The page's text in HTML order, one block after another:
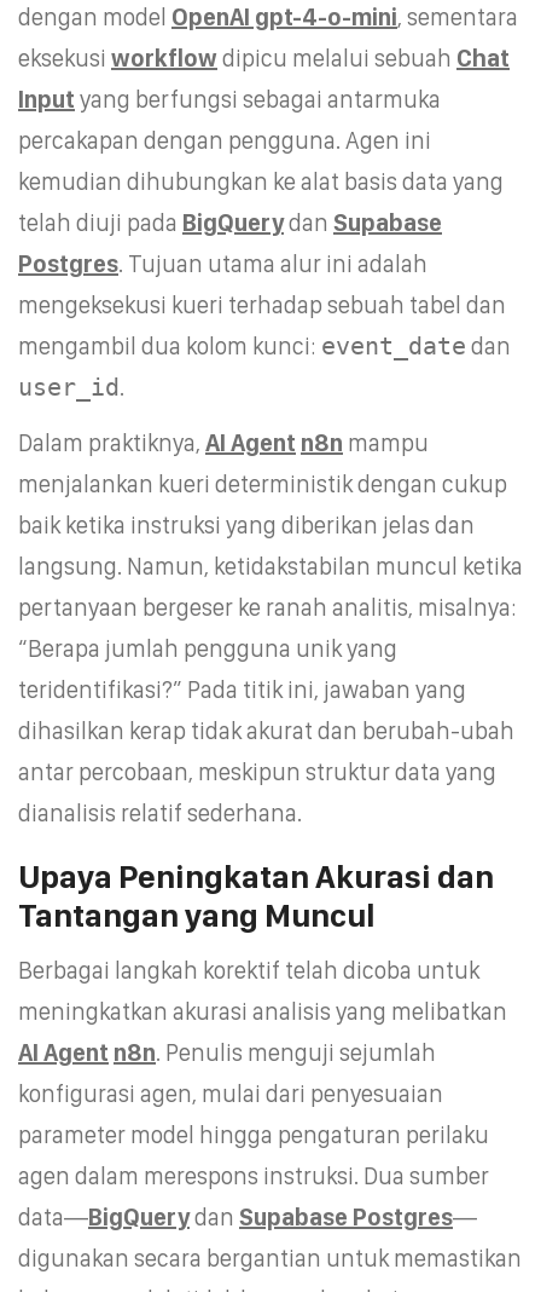
dengan model OpenAI gpt-4-o-mini, sementara
eksekusi workflowdipicu melalui sebuah Chat
Input yang berfungsi sebagai antarmuka
percakapan dengan pengguna. Agen ini
kemudian dihubungkan ke alat basis data yang
telah diuji pada BigQuerydan Supabase
Postgres. Tujuan utama alur ini adalah
mengeksekusi kueri terhadap sebuah tabel dan
mengambil dua kolom kunci: event_date dan
user_id.
Dalam praktiknya, AI Agent n8n mampu
menjalankan kueri deterministik dengan cukup
baik ketika instruksi yang diberikan jelas dan
langsung. Namun, ketidakstabilan muncul ketika
pertanyaan bergeser ke ranah analitis, misalnya:
“Berapa jumlah pengguna unik yang
teridentifikasi?” Pada titik ini, jawaban yang
dihasilkan kerap tidak akurat dan berubah-ubah
antar percobaan, meskipun struktur data yang
dianalisis relatif sederhana.
Upaya Peningkatan Akurasi dan
Tantangan yang Muncul
Berbagai langkah korektif telah dicoba untuk
meningkatkan akurasi analisis yang melibatkan
AI Agent n8n. Penulis menguji sejumlah
konfigurasi agen, mulai dari penyesuaian
parameter model hingga pengaturan perilaku
agen dalam merespons instruksi. Dua sumber
data—BigQuerydan Supabase Postgres—
digunakan secara bergantian untuk memastikan